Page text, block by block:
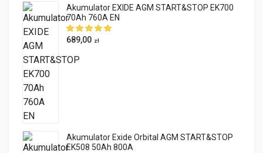
Akumulator EXIDE AGM START&STOP EK700
70Ah 760A EN
689,00 zł
Akumulator Exide Orbital AGM START&STOP
EK508 50Ah 800A